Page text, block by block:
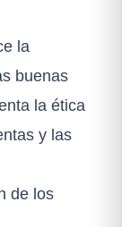
la
buenas
la ética
y las
de los